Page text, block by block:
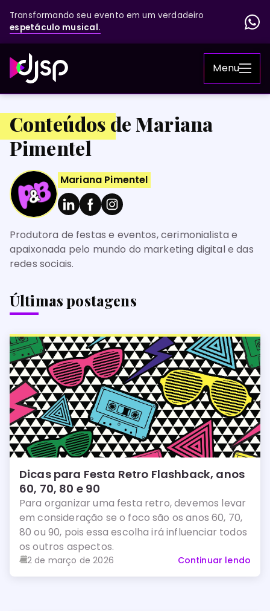
Transformando seu evento em um verdadeiro
espetáculo musical.
Menu
Conteúdos de Mariana
Pimentel
Mariana Pimentel
Produtora de festas e eventos, cerimonialista e
apaixonada pelo mundo do marketing digital e das
redes sociais.
Últimas postagens
Dicas para Festa Retro Flashback, anos
60, 70, 80 e 90
Para organizar uma festa retro, devemos levar
em consideração se o foco são os anos 60, 70,
80 ou 90, pois essa escolha irá influenciar todos
os outros aspectos.
2 de março de 2026 Continuar lendo